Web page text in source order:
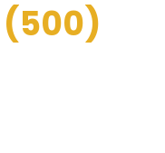
(500)